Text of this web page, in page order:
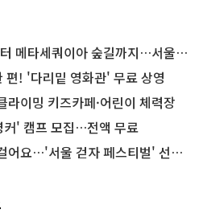
세쿼이아 숲길까지…서울둘레길 15코스
편! '다리밑 영화관' 무료 상영
이밍 키즈카페·어린이 체력장
커' 캠프 모집…전액 무료
…'서울 걷자 페스티벌' 선착순 5천명